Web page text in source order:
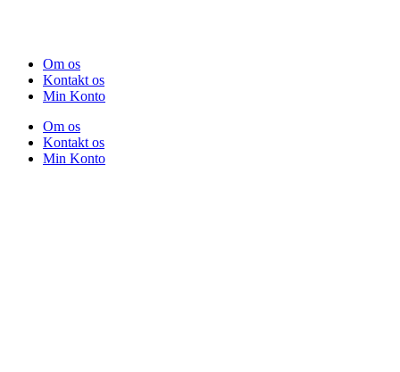
Om os
Kontakt os
Min Konto
Om os
Kontakt os
Min Konto